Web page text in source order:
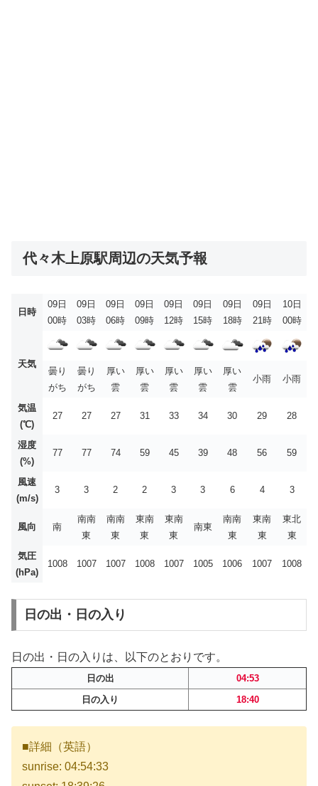
代々木上原駅周辺の天気予報
日時
09日
00時
09日
03時
09日
06時
09日
09時
09日
12時
09日
15時
09日
18時
09日
21時
10日
00時
天気
曇り
がち
曇り
がち
厚い
雲
厚い
雲
厚い
雲
厚い
雲
厚い
雲
小雨 小雨
気温
(℃)
27 27 27 31 33 34 30 29 28
湿度
(%)
77 77 74 59 45 39 48 56 59
風速
(m/s)
3 3 2 2 3 3 6 4 3
風向 南
南南
東
南南
東
東南
東
東南
東
南東
南南
東
東南
東
東北
東
気圧
(hPa)
1008 1007 1007 1008 1007 1005 1006 1007 1008
日の出・日の入り
日の出・日の入りは、以下のとおりです。
日の出
04:53
日の入り
18:40
■詳細（英語）
sunrise: 04:54:33